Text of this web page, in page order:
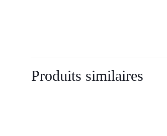
Produits similaires